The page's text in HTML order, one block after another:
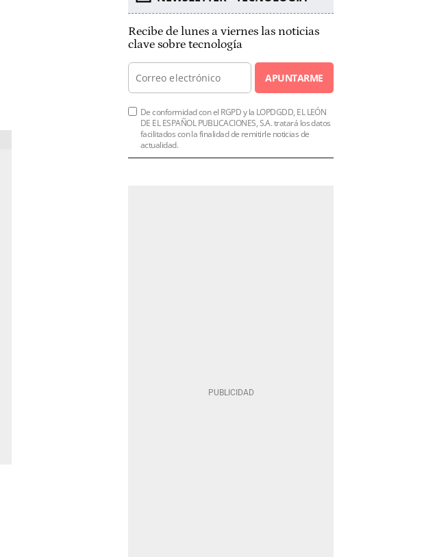
Recibe de lunes a viernes las noticias
clave sobre tecnología
APUNTARME
De conformidad con el RGPD y la LOPDGDD, EL LEÓN
DE EL ESPAÑOL PUBLICACIONES, S.A. tratará los datos
facilitados con la finalidad de remitirle noticias de
actualidad.